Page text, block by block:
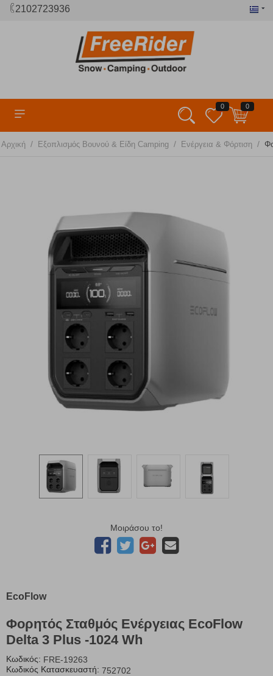
2102723936
0 0
Αρχική / Εξοπλισμός Βουνού & Είδη Camping / Ενέργεια & Φόρτιση /
Μοιράσου το!
EcoFlow
Φορητός Σταθμός Ενέργειας EcoFlow
Delta 3 Plus -1024 Wh
Κωδικός: FRE-19263
Κωδικός Κατασκευαστή: 752702